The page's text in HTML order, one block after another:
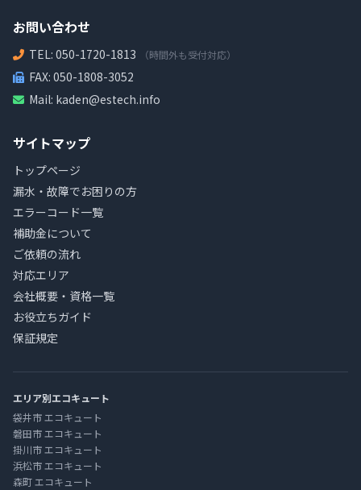
お問い合わせ
TEL: 050-1720-1813 （時間外も受付対応）
FAX: 050-1808-3052
Mail: kaden@estech.info
サイトマップ
トップページ
漏水・故障でお困りの方
エラーコード一覧
補助金について
ご依頼の流れ
対応エリア
会社概要・資格一覧
お役立ちガイド
保証規定
エリア別エコキュート
袋井市 エコキュート
磐田市 エコキュート
掛川市 エコキュート
浜松市 エコキュート
森町 エコキュート